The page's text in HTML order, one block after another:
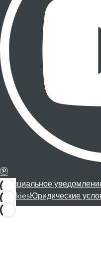
Официальное
CookiesЮридические